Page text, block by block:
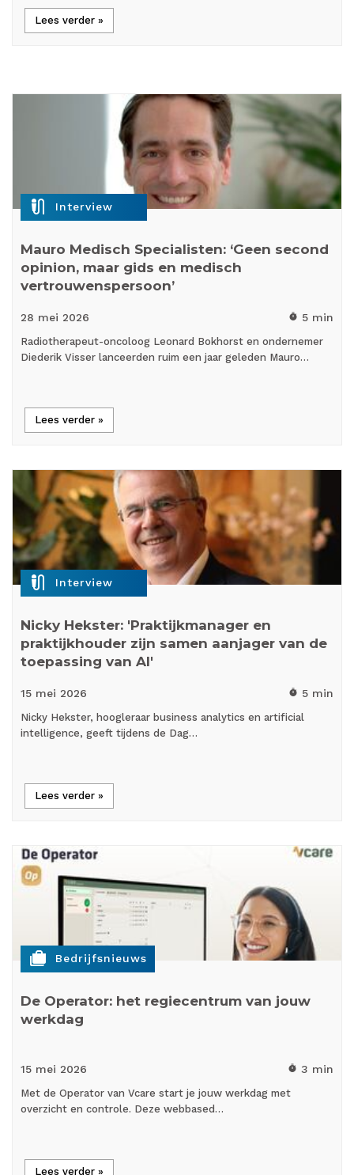
Lees verder »
mic_external_on Interview
Mauro Medisch Specialisten: ‘Geen second
opinion, maar gids en medisch
vertrouwenspersoon’
28 mei 2026 timer 5 min
Radiotherapeut-oncoloog Leonard Bokhorst en ondernemer
Diederik Visser lanceerden ruim een jaar geleden Mauro…
Lees verder »
mic_external_on Interview
Nicky Hekster: 'Praktijkmanager en
praktijkhouder zijn samen aanjager van de
toepassing van AI'
15 mei 2026 timer 5 min
Nicky Hekster, hoogleraar business analytics en artificial
intelligence, geeft tijdens de Dag…
Lees verder »
cases Bedrijfsnieuws
De Operator: het regiecentrum van jouw
werkdag
15 mei 2026 timer 3 min
Met de Operator van Vcare start je jouw werkdag met
overzicht en controle. Deze webbased…
Lees verder »